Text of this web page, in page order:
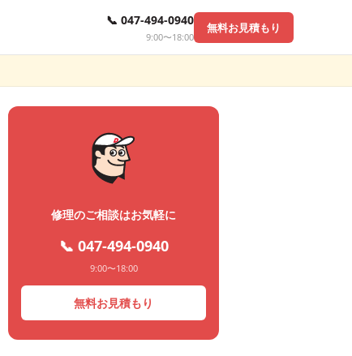
📞 047-494-0940
9:00〜18:00
無料お見積もり
修理のご相談はお気軽に
📞 047-494-0940
9:00〜18:00
無料お見積もり